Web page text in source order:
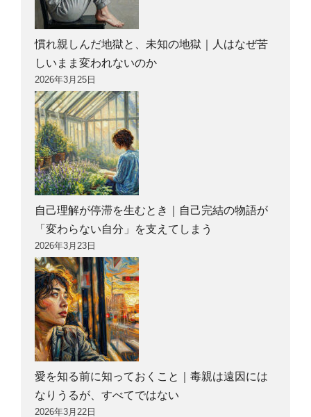
慣れ親しんだ地獄と、未知の地獄｜人はなぜ苦
しいまま変われないのか
2026年3月25日
自己理解が停滞を生むとき｜自己完結の物語が
「変わらない自分」を支えてしまう
2026年3月23日
愛を知る前に知っておくこと｜毒親は遠因には
なりうるが、すべてではない
2026年3月22日